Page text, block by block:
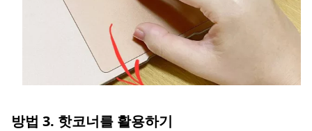
방법 3. 핫코너를 활용하기